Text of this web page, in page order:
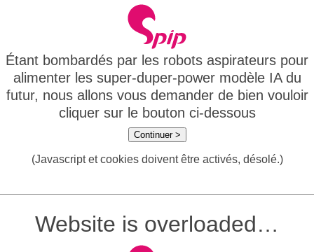
Étant bombardés par les robots aspirateurs pour
alimenter les super-duper-power modèle IA du
futur, nous allons vous demander de bien vouloir
cliquer sur le bouton ci-dessous
Continuer >
(Javascript et cookies doivent être activés, désolé.)
Website is overloaded…